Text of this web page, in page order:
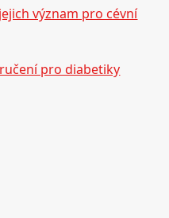
význam pro cévní
pro diabetiky